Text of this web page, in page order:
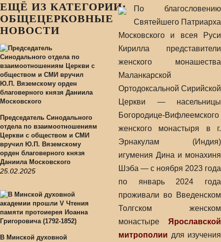
ЕЩЁ ИЗ КАТЕГОРИИ:
ОБЩЕЦЕРКОВНЫЕ
НОВОСТИ
Председатель Синодального
отдела по взаимоотношениям
Церкви с обществом и СМИ
вручил Ю.П. Вяземскому
орден благоверного князя
Даниила Московского
25.02.2025
В Минской духовной
По благословению
Святейшего Патриарха
Московского и всея Руси
Кирилла представители
женского монашества
Маланкарской
Ортодоксальной Сирийской
Церкви — насельницы
Богородице-Вифлеемского
женского монастыря в г.
Эрнакулам (Индия)
игумения Дина и монахиня
Шэба — с ноября 2023 года
по январь 2024 года
проживали во Введенском
Толгском женском
монастыре Ярославской
митрополии для изучения